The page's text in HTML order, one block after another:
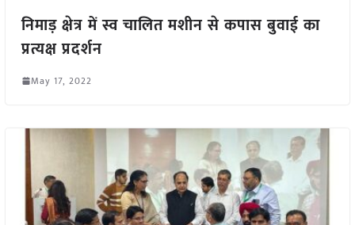
निमाड़ क्षेत्र में स्व चालित मशीन से कपास बुवाई का
प्रत्यक्ष प्रदर्शन
May 17, 2022